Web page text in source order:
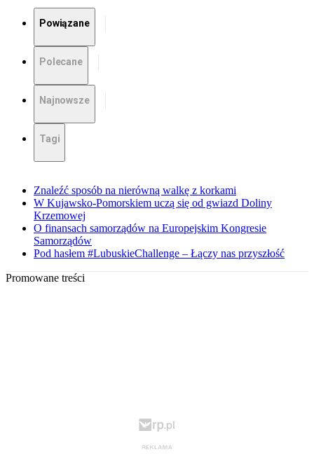
Powiązane
Polecane
Najnowsze
Tagi
Znaleźć sposób na nierówną walkę z korkami
W Kujawsko-Pomorskiem uczą się od gwiazd Doliny
Krzemowej
O finansach samorządów na Europejskim Kongresie
Samorządów
Pod hasłem #LubuskieChallenge – Łączy nas przyszłość
Promowane treści